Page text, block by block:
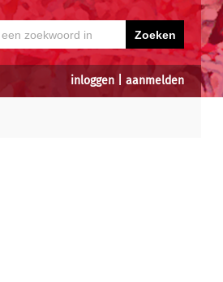
inloggen aanmelden